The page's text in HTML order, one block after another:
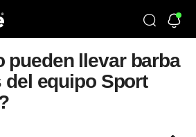
pueden llevar barba
equipo Sport